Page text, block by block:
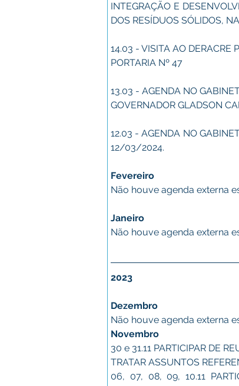
INTEGRAÇÃO E
DOS RESÍDUOS SÓLIDOS,
14.03 - VISITA AO DERACRE
PORTARIA Nº 47
13.03 - AGENDA NO
GOVERNADOR GLADSON
12.03 - AGENDA NO
12/03/2024.
Fevereiro
Não houve agenda externa
Janeiro
Não houve agenda externa
2023
Dezembro
Não houve agenda externa
Novembro
30 e 31.11 PARTICIPAR DE
TRATAR ASSUNTOS
06, 07, 08, 09, 10.11